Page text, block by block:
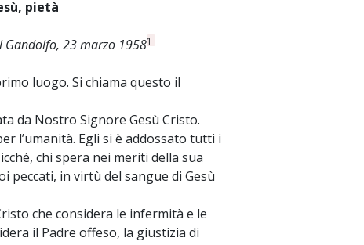
pietà
Gandolfo, 23 marzo 19581
luogo. Si chiama questo il
da Nostro Signore Gesù Cristo.
l’umanità. Egli si è addossato tutti i
chi spera nei meriti della sua
peccati, in virtù del sangue di Gesù
che considera le infermità e le
il Padre offeso, la giustizia di